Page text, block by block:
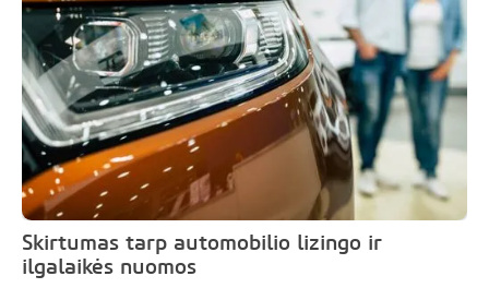
Skirtumas tarp automobilio lizingo ir
ilgalaikės nuomos